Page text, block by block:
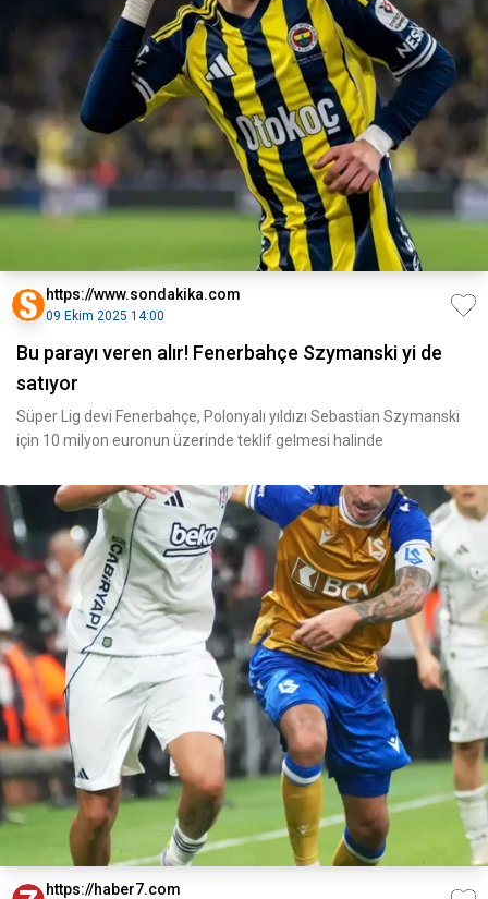
https://www.sondakika.com
09 Ekim 2025 14:00
Bu parayı veren alır! Fenerbahçe Szymanski yi de
satıyor
Süper Lig devi Fenerbahçe, Polonyalı yıldızı Sebastian Szymanski
için 10 milyon euronun üzerinde teklif gelmesi halinde
https://haber7.com